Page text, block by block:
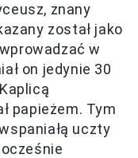
znany
został jako
w
on jedynie 30
papieżem. Tym
uczty